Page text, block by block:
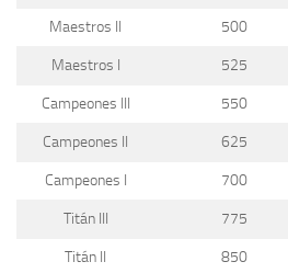
Maestros II 500
Maestros I 525
Campeones III 550
Campeones II 625
Campeones I 700
Titán III 775
Titán II 850